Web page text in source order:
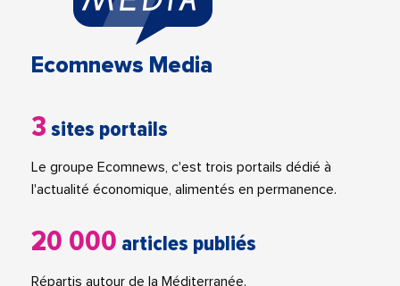
Ecomnews Media
3 sites portails
Le groupe Ecomnews, c'est trois portails dédié à
l'actualité économique, alimentés en permanence.
20 000 articles publiés
Répartis autour de la Méditerranée.